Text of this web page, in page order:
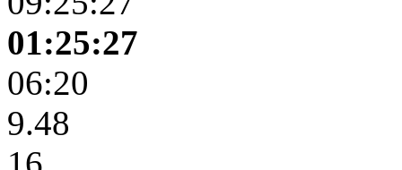
01:25:27
06:20
9.48